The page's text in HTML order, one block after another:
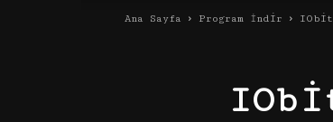
Android
Ana Sayfa Program İndir